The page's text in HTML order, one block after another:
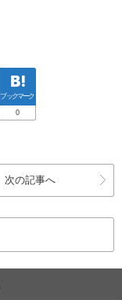
ブックマーク
0
次の記事へ